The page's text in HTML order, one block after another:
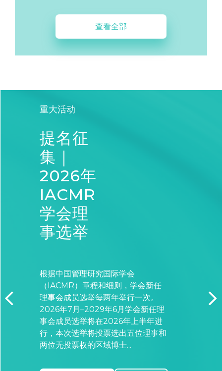
查看全部
重大活动
提名征
集｜
2026年
IACMR
学会理
事选举
根据中国管理研究国际学会
（IACMR）章程和细则，学会新任
理事会成员选举每两年举行一次。
2026年7月–2029年6月学会新任理
事会成员选举将在2026年上半年进
行，本次选举将投票选出五位理事和
两位无投票权的区域博士...
更多 查看全部